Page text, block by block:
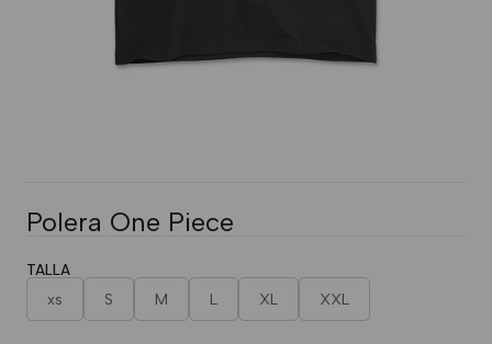
Polera One Piece
TALLA
xs S M L XL XXL